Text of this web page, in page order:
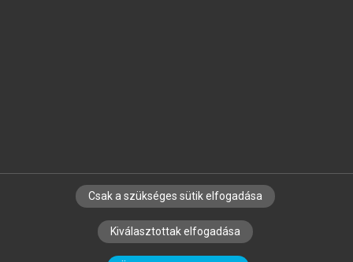
SZERZŐKNEK CÉGEKNEK KÖNYVTÁROSOKNAK
SZERKESZTÉSI ÉS LEKTORÁLÁSI ALAPELVEK
Csak a szükséges sütik elfogadása
Kiválasztottak elfogadása